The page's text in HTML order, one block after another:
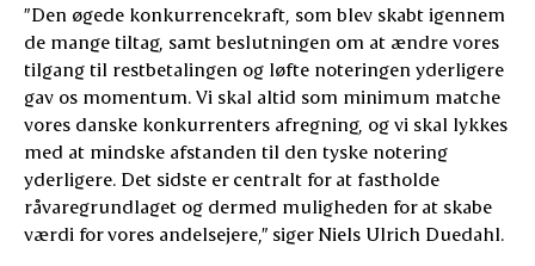
”Den øgede konkurrencekraft, som blev skabt igennem
de mange tiltag, samt beslutningen om at ændre vores
tilgang til restbetalingen og løfte noteringen yderligere
gav os momentum. Vi skal altid som minimum matche
vores danske konkurrenters afregning, og vi skal lykkes
med at mindske afstanden til den tyske notering
yderligere. Det sidste er centralt for at fastholde
råvaregrundlaget og dermed muligheden for at skabe
værdi for vores andelsejere,” siger Niels Ulrich Duedahl.